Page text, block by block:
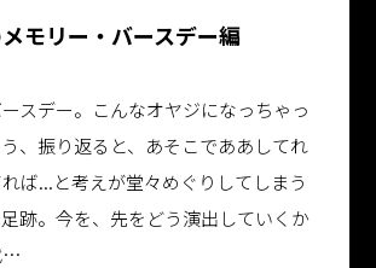
モリー・バースデー編
スデー。こんなオヤジになっちゃっ
、振り返ると、あそこでああしてれ
ば...と考えが堂々めぐりしてしまう
跡。今を、先をどう演出していくか
…